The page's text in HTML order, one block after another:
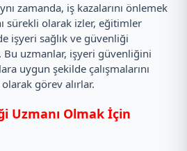
zamanda, iş kazalarını önlemek
sürekli olarak izler, eğitimler
işyeri sağlık ve güvenliği
uzmanlar, işyeri güvenliğini
uygun şekilde çalışmalarını
görev alırlar.
Uzmanı Olmak İçin